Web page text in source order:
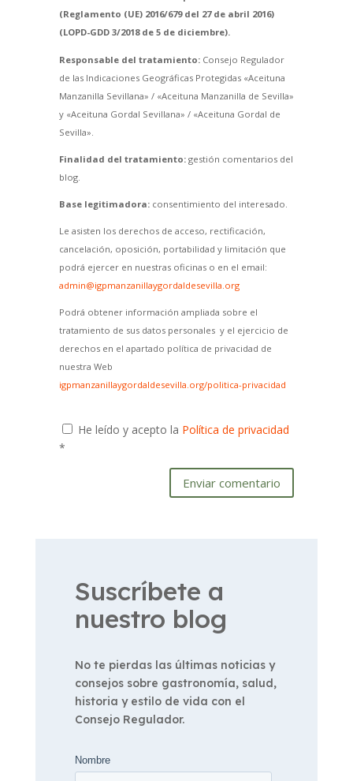
(Reglamento (UE) 2016/679 del 27 de abril 2016)
(LOPD-GDD 3/2018 de 5 de diciembre).
Responsable del tratamiento:Consejo Regulador
de las Indicaciones Geográficas Protegidas «Aceituna
Manzanilla Sevillana» / «Aceituna Manzanilla de Sevilla»
y «Aceituna Gordal Sevillana» / «Aceituna Gordal de
Sevilla».
Finalidad del tratamiento:gestión comentarios del
blog.
Base legitimadora:consentimiento del interesado.
Le asisten los derechos de acceso, rectificación,
cancelación, oposición, portabilidad y limitación que
podrá ejercer en nuestras oficinas o en el email:
admin@igpmanzanillaygordaldesevilla.org
Podrá obtener información ampliada sobre el
tratamiento de sus datos personales y el ejercicio de
derechos en el apartado política de privacidad de
nuestra Web
igpmanzanillaygordaldesevilla.org/politica-privacidad
He leído y acepto la Política de privacidad
*
Enviar comentario
Suscríbete a
nuestro blog
No te pierdas las últimas noticias y
consejos sobre gastronomía, salud,
historia y estilo de vida con el
Consejo Regulador.